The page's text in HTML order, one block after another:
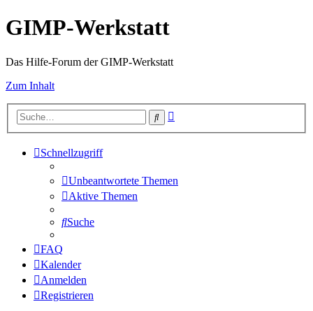
GIMP-Werkstatt
Das Hilfe-Forum der GIMP-Werkstatt
Zum Inhalt
Suche
Schnellzugriff
Unbeantwortete Themen
Aktive Themen
Suche
FAQ
Kalender
Anmelden
Registrieren